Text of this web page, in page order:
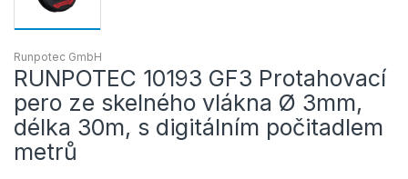
Runpotec GmbH
RUNPOTEC 10193 GF3 Protahovací
pero ze skelného vlákna Ø 3mm,
délka 30m, s digitálním počitadlem
metrů